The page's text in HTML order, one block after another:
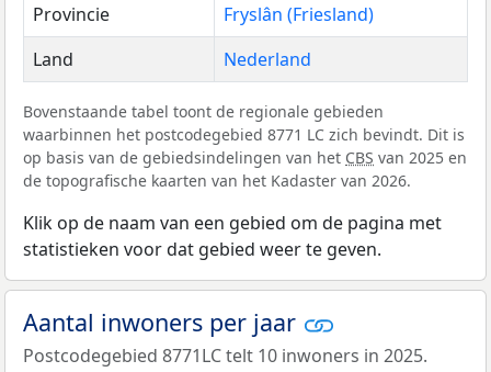
Provincie
Fryslân (Friesland)
Land
Nederland
Bovenstaande tabel toont de regionale gebieden
waarbinnen het postcodegebied 8771 LC zich bevindt. Dit is
op basis van de gebiedsindelingen van het CBS van 2025 en
de topografische kaarten van het Kadaster van 2026.
Klik op de naam van een gebied om de pagina met
statistieken voor dat gebied weer te geven.
Aantal inwoners per jaar
Postcodegebied 8771LC telt 10 inwoners in 2025.